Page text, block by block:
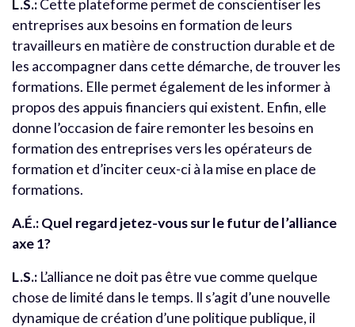
L.S.:Cette plateforme permet de conscientiser les
entreprises aux besoins en formation de leurs
travailleurs en matière de construction durable et de
les accompagner dans cette démarche, de trouver les
formations. Elle permet également de les informer à
propos des appuis financiers qui existent. Enfin, elle
donne l’occasion de faire remonter les besoins en
formation des entreprises vers les opérateurs de
formation et d’inciter ceux-ci à la mise en place de
formations.
A.É.:Quel regard jetez-vous sur le futur de l’alliance
axe 1?
L.S.: L’alliance ne doit pas être vue comme quelque
chose de limité dans le temps. Il s’agit d’une nouvelle
dynamique de création d’une politique publique, il